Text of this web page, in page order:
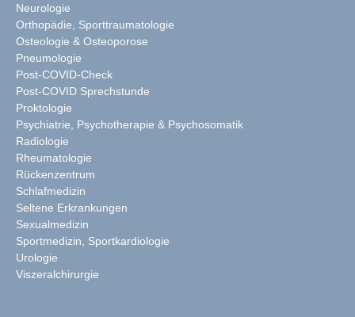
Neurologie
Orthopädie, Sporttraumatologie
Osteologie & Osteoporose
Pneumologie
Post-COVID-Check
Post-COVID Sprechstunde
Proktologie
Psychiatrie, Psychotherapie & Psychosomatik
Radiologie
Rheumatologie
Rückenzentrum
Schlafmedizin
Seltene Erkrankungen
Sexualmedizin
Sportmedizin, Sportkardiologie
Urologie
Viszeralchirurgie